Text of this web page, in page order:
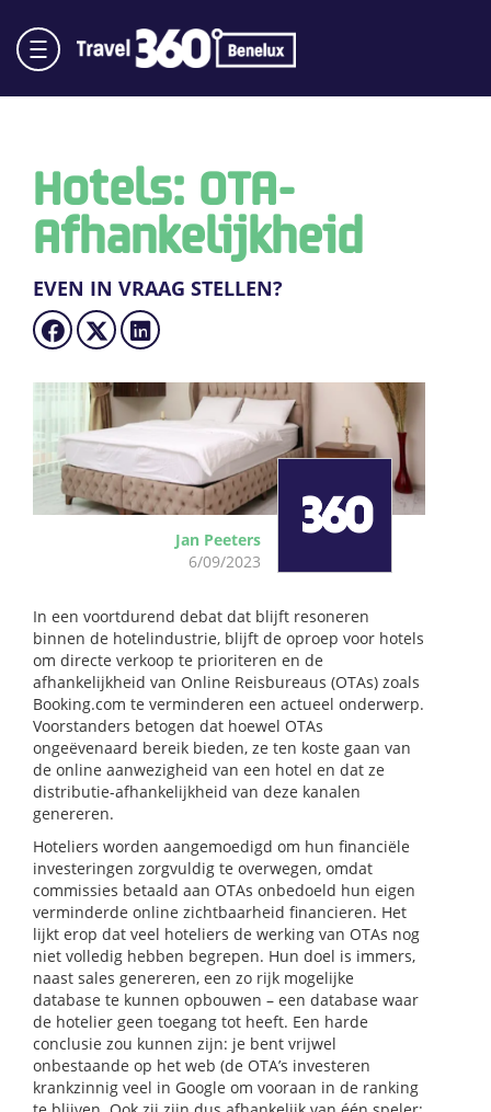
Hotels: OTA-
Afhankelijkheid
EVEN IN VRAAG STELLEN?
Jan Peeters
6/09/2023
In een voortdurend debat dat blijft resoneren
binnen de hotelindustrie, blijft de oproep voor hotels
om directe verkoop te prioriteren en de
afhankelijkheid van Online Reisbureaus (OTAs) zoals
Booking.com te verminderen een actueel onderwerp.
Voorstanders betogen dat hoewel OTAs
ongeëvenaard bereik bieden, ze ten koste gaan van
de online aanwezigheid van een hotel en dat ze
distributie-afhankelijkheid van deze kanalen
genereren.
Hoteliers worden aangemoedigd om hun financiële
investeringen zorgvuldig te overwegen, omdat
commissies betaald aan OTAs onbedoeld hun eigen
verminderde online zichtbaarheid financieren. Het
lijkt erop dat veel hoteliers de werking van OTAs nog
niet volledig hebben begrepen. Hun doel is immers,
naast sales genereren, een zo rijk mogelijke
database te kunnen opbouwen – een database waar
de hotelier geen toegang tot heeft. Een harde
conclusie zou kunnen zijn: je bent vrijwel
onbestaande op het web (de OTA’s investeren
krankzinnig veel in Google om vooraan in de ranking